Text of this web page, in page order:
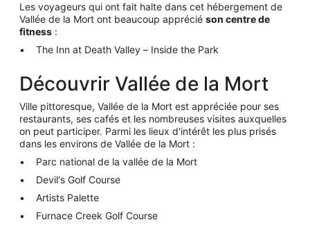
Les voyageurs qui ont fait halte dans cet hébergement de
Vallée de la Mort ont beaucoup apprécié son centre de
fitness :
The Inn at Death Valley – Inside the Park
Découvrir Vallée de la Mort
Ville pittoresque, Vallée de la Mort est appréciée pour ses
restaurants, ses cafés et les nombreuses visites auxquelles
on peut participer. Parmi les lieux d'intérêt les plus prisés
dans les environs de Vallée de la Mort :
Parc national de la vallée de la Mort
Devil's Golf Course
Artists Palette
Furnace Creek Golf Course